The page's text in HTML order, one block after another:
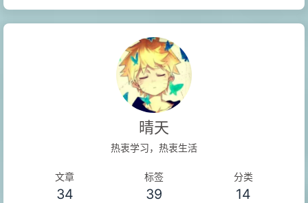
晴天
热衷学习，热衷生活
文章
34
标签
39
分类
14